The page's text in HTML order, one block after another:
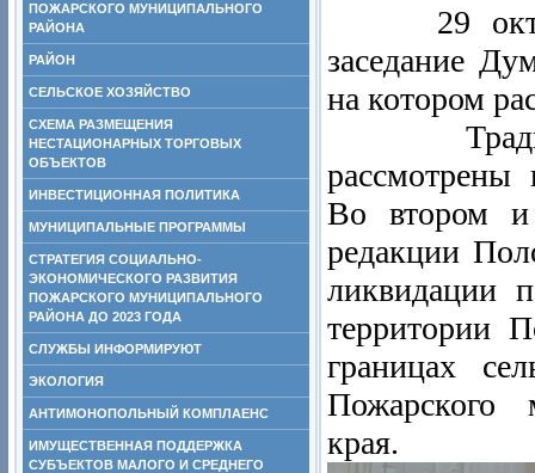
ПОЖАРСКОГО МУНИЦИПАЛЬНОГО
РАЙОНА
РАЙОН
СЕЛЬСКОЕ ХОЗЯЙСТВО
СХЕМА РАЗМЕЩЕНИЯ
НЕСТАЦИОНАРНЫХ ТОРГОВЫХ
ОБЪЕКТОВ
ИНВЕСТИЦИОННАЯ ПОЛИТИКА
МУНИЦИПАЛЬНЫЕ ПРОГРАММЫ
СТРАТЕГИЯ СОЦИАЛЬНО-
ЭКОНОМИЧЕСКОГО РАЗВИТИЯ
ПОЖАРСКОГО МУНИЦИПАЛЬНОГО
РАЙОНА ДО 2023 ГОДА
СЛУЖБЫ ИНФОРМИРУЮТ
ЭКОЛОГИЯ
АНТИМОНОПОЛЬНЫЙ КОМПЛАЕНС
ИМУЩЕСТВЕННАЯ ПОДДЕРЖКА
СУБЪЕКТОВ МАЛОГО И СРЕДНЕГО
29
заседание
на котором
рассмотрены
Во втором и
редакции
ликвидации
территории
границах
Пожарского
края.